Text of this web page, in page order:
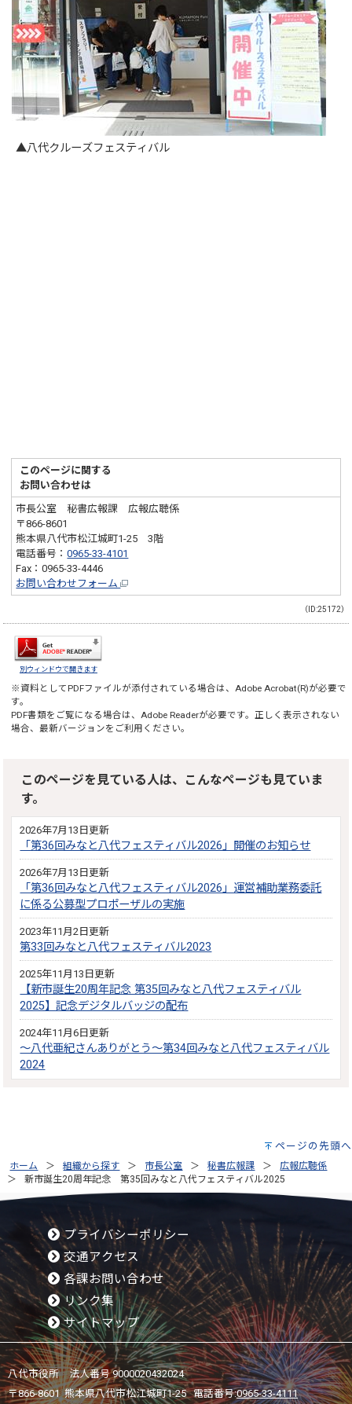
▲八代クルーズフェスティバル
このページに関する
お問い合わせは
市長公室 秘書広報課 広報広聴係
〒866-8601
熊本県八代市松江城町1-25 3階
電話番号：0965-33-4101
Fax：0965-33-4446
お問い合わせフォーム
（ID:25172）
別ウィンドウで開きます
※資料としてPDFファイルが添付されている場合は、 Adobe Acrobat(R)が必要で
す。
PDF書類をご覧になる場合は、 Adobe Readerが必要です。正しく表示されない
場合、最新バージョンをご利用ください。
このページを見ている人は、こんなページも見ていま
す。
2026年7月13日更新
「第36回みなと八代フェスティバル2026」開催のお知らせ
2026年7月13日更新
「第36回みなと八代フェスティバル2026」運営補助業務委託
に係る公募型プロポーザルの実施
2023年11月2日更新
第33回みなと八代フェスティバル2023
2025年11月13日更新
【新市誕生20周年記念 第35回みなと八代フェスティバル
2025】記念デジタルバッジの配布
2024年11月6日更新
～八代亜紀さんありがとう～第34回みなと八代フェスティバル
2024
ページの先頭へ
ホーム 組織から探す 市長公室 秘書広報課
広報広聴係
新市誕生20周年記念 第35回みなと八代フェスティバル2025
プライバシーポリシー
交通アクセス
各課お問い合わせ
リンク集
サイトマップ
八代市役所 法人番号 9000020432024
〒866-8601 熊本県八代市松江城町1-25 電話番号:0965-33-4111